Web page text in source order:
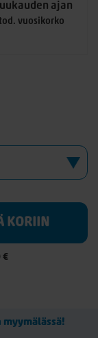
ajan
vuosikorko
KORIIN
€